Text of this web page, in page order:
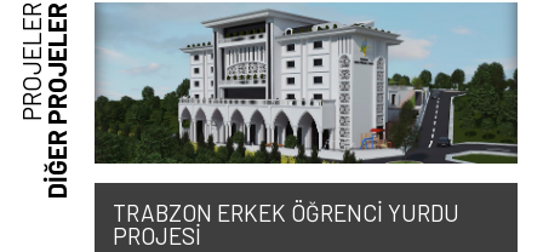
DİĞER PROJELER
PROJELER
TRABZON ERKEK ÖĞRENCİ YURDU
PROJESİ